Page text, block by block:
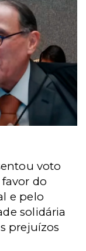
voto
do
e pelo
solidária
prejuízos